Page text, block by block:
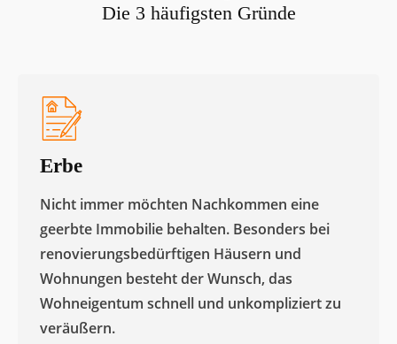
Die 3 häufigsten Gründe
Erbe
Nicht immer möchten Nachkommen eine
geerbte Immobilie behalten. Besonders bei
renovierungsbedürftigen Häusern und
Wohnungen besteht der Wunsch, das
Wohneigentum schnell und unkompliziert zu
veräußern. ​